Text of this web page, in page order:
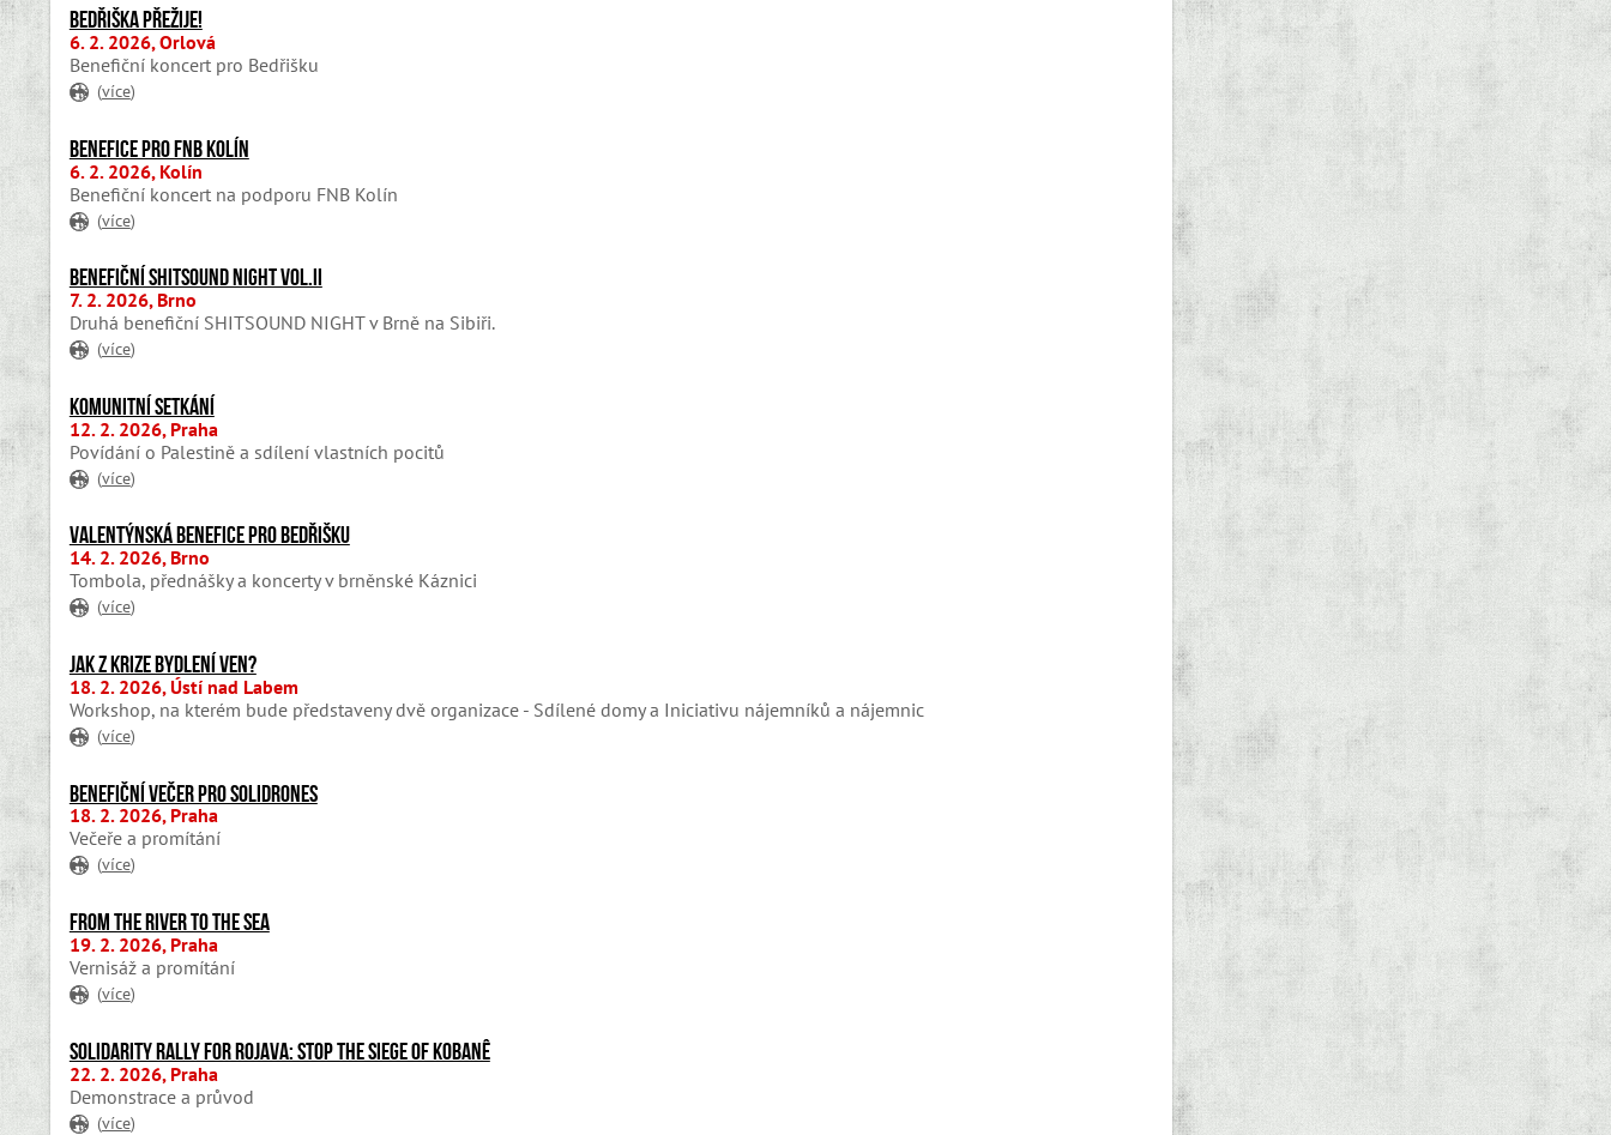
Bedřiška přežije!
6. 2. 2026, Orlová
Benefiční koncert pro Bedřišku
(více)
Benefice pro FNB Kolín
6. 2. 2026, Kolín
Benefiční koncert na podporu FNB Kolín
(více)
BENEFIČNÍ SHITSOUND NIGHT VOL.II
7. 2. 2026, Brno
Druhá benefiční SHITSOUND NIGHT v Brně na Sibiři.
(více)
Komunitní setkání
12. 2. 2026, Praha
Povídání o Palestině a sdílení vlastních pocitů
(více)
Valentýnská benefice pro Bedřišku
14. 2. 2026, Brno
Tombola, přednášky a koncerty v brněnské Káznici
(více)
Jak z krize bydlení ven?
18. 2. 2026, Ústí nad Labem
Workshop, na kterém bude představeny dvě organizace - Sdílené domy a Iniciativu nájemníků a nájemnic
(více)
Benefiční večer pro Solidrones
18. 2. 2026, Praha
Večeře a promítání
(více)
From the River to the Sea
19. 2. 2026, Praha
Vernisáž a promítání
(více)
Solidarity rally for Rojava: Stop the siege of Kobanê
22. 2. 2026, Praha
Demonstrace a průvod
(více)